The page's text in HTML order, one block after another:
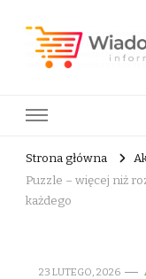
Strona główna
Puzzle – więcej niż
każdego
23 LUTEGO, 2026